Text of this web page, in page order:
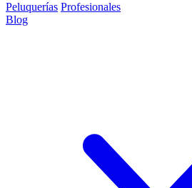
Peluquerías Profesionales
Blog